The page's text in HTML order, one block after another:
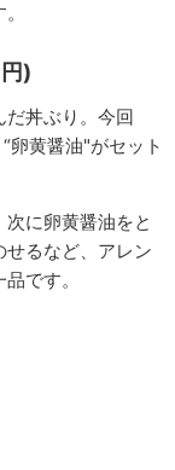
)
丼ぶり。今回
卵黄醤油"がセット
に卵黄醤油をと
るなど、アレン
です。